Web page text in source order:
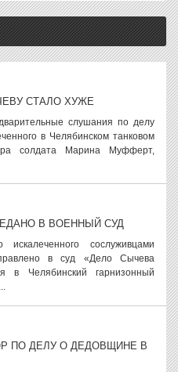
СТАЛО ХУЖЕ
слушания по делу
в Челябинском танковом
солдата Марина Муфферт,
В ВОЕННЫЙ СУД
сослуживцами
в суд «Дело Сычева
в Челябинский гарнизонный
ПО ДЕЛУ О ДЕДОВЩИНЕ В